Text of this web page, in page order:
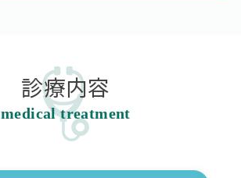
診療内容
medical treatment